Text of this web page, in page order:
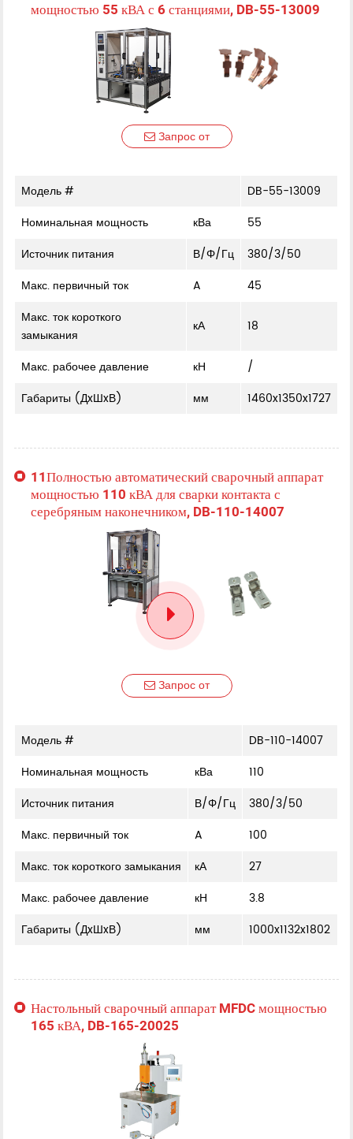
мощностью 55 кВА с 6 станциями, DB-55-13009
Запрос от
Модель #
DB-55-13009
Номинальная мощность
кВа
55
Источник питания
В/Φ/Гц
380/3/50
Макс. первичный ток
A
45
Макс. ток короткого
замыкания
кА 18
Макс. рабочее давление кН
/
Габариты (ДxШxВ)
мм 1460x1350x1727
11Полностью автоматический сварочный аппарат
мощностью 110 кВА для сварки контакта с
серебряным наконечником, DB-110-14007
Запрос от
Модель #
DB-110-14007
Номинальная мощность
кВа
110
Источник питания
В/Φ/Гц
380/3/50
Макс. первичный ток
A
100
Макс. ток короткого замыкания
кА
27
Макс. рабочее давление
кН
3.8
Габариты (ДxШxВ)
мм 1000x1132x1802
Настольный сварочный аппарат MFDC мощностью
165 кВА, DB-165-20025